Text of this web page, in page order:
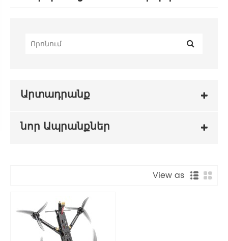
Արտադրանք
նոր Ապրանքներ
View as